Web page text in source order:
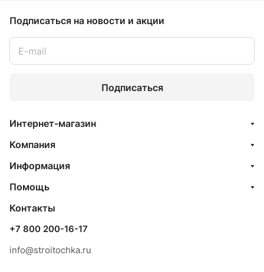
Подписаться на новости и акции
Подписаться
Интернет-магазин
Компания
Информация
Помощь
Контакты
+7 800 200-16-17
info@stroitochka.ru